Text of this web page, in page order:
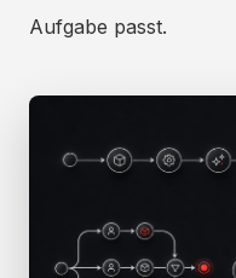
Aufgabe passt.